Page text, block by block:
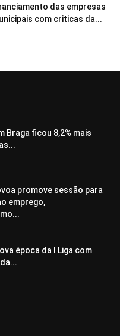
das empresas
com criticas da...
Braga ficou 8,2% mais
promove sessão para
emprego,
época da I Liga com